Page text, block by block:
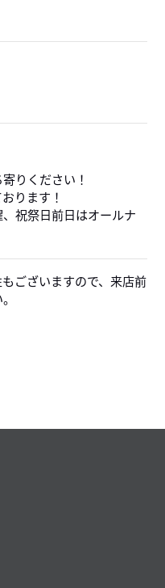
りください！
ります！
祝祭日前日はオールナ